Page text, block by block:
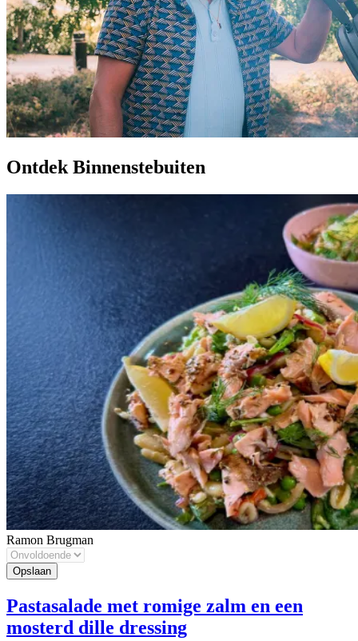
Ontdek Binnenstebuiten
Ramon Brugman
Pastasalade met romige zalm en een
mosterd dille dressing